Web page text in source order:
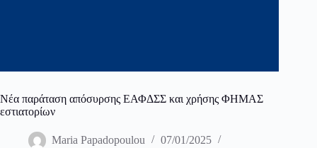
Νέα παράταση απόσυρσης ΕΑΦΔΣΣ και χρήσης ΦΗΜΑΣ
εστιατορίων
Maria Papadopoulou
07/01/2025